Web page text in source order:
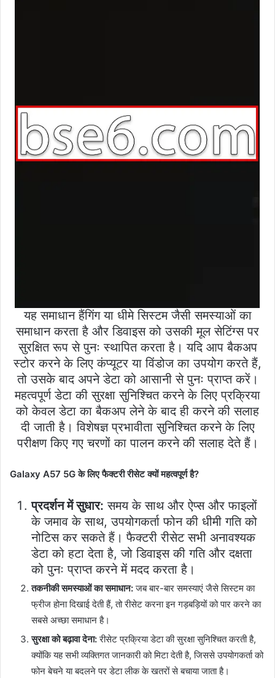
यह समाधान हैंगिंग या धीमे सिस्टम जैसी समस्याओं का
समाधान करता है और डिवाइस को उसकी मूल सेटिंग्स पर
सुरक्षित रूप से पुनः स्थापित करता है। यदि आप बैकअप
स्टोर करने के लिए कंप्यूटर या विंडोज का उपयोग करते हैं,
तो उसके बाद अपने डेटा को आसानी से पुनः प्राप्त करें।
महत्वपूर्ण डेटा की सुरक्षा सुनिश्चित करने के लिए प्रक्रिया
को केवल डेटा का बैकअप लेने के बाद ही करने की सलाह
दी जाती है। विशेषज्ञ प्रभावीता सुनिश्चित करने के लिए
परीक्षण किए गए चरणों का पालन करने की सलाह देते हैं।
Galaxy A57 5G के लिए फैक्टरी रीसेट क्यों महत्वपूर्ण है?
प्रदर्शन में सुधार: समय के साथ और ऐप्स और फाइलों
के जमाव के साथ, उपयोगकर्ता फोन की धीमी गति को
नोटिस कर सकते हैं। फैक्टरी रीसेट सभी अनावश्यक
डेटा को हटा देता है, जो डिवाइस की गति और दक्षता
को पुनः प्राप्त करने में मदद करता है।
तकनीकी समस्याओं का समाधान:जब बार-बार समस्याएं जैसे सिस्टम का
फ्रीज होना दिखाई देती हैं, तो रीसेट करना इन गड़बड़ियों को पार करने का
सबसे अच्छा समाधान है।
सुरक्षा को बढ़ावा देना:रीसेट प्रक्रिया डेटा की सुरक्षा सुनिश्चित करती है,
क्योंकि यह सभी व्यक्तिगत जानकारी को मिटा देती है, जिससे उपयोगकर्ता को
फोन बेचने या बदलने पर डेटा लीक के खतरों से बचाया जाता है।